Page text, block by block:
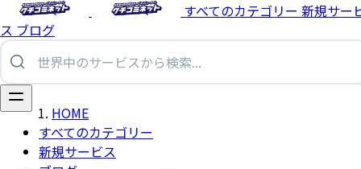
すべてのカテゴリー 新規サー
ス ブログ
すべてのカテゴリー
新規サービス
HOME